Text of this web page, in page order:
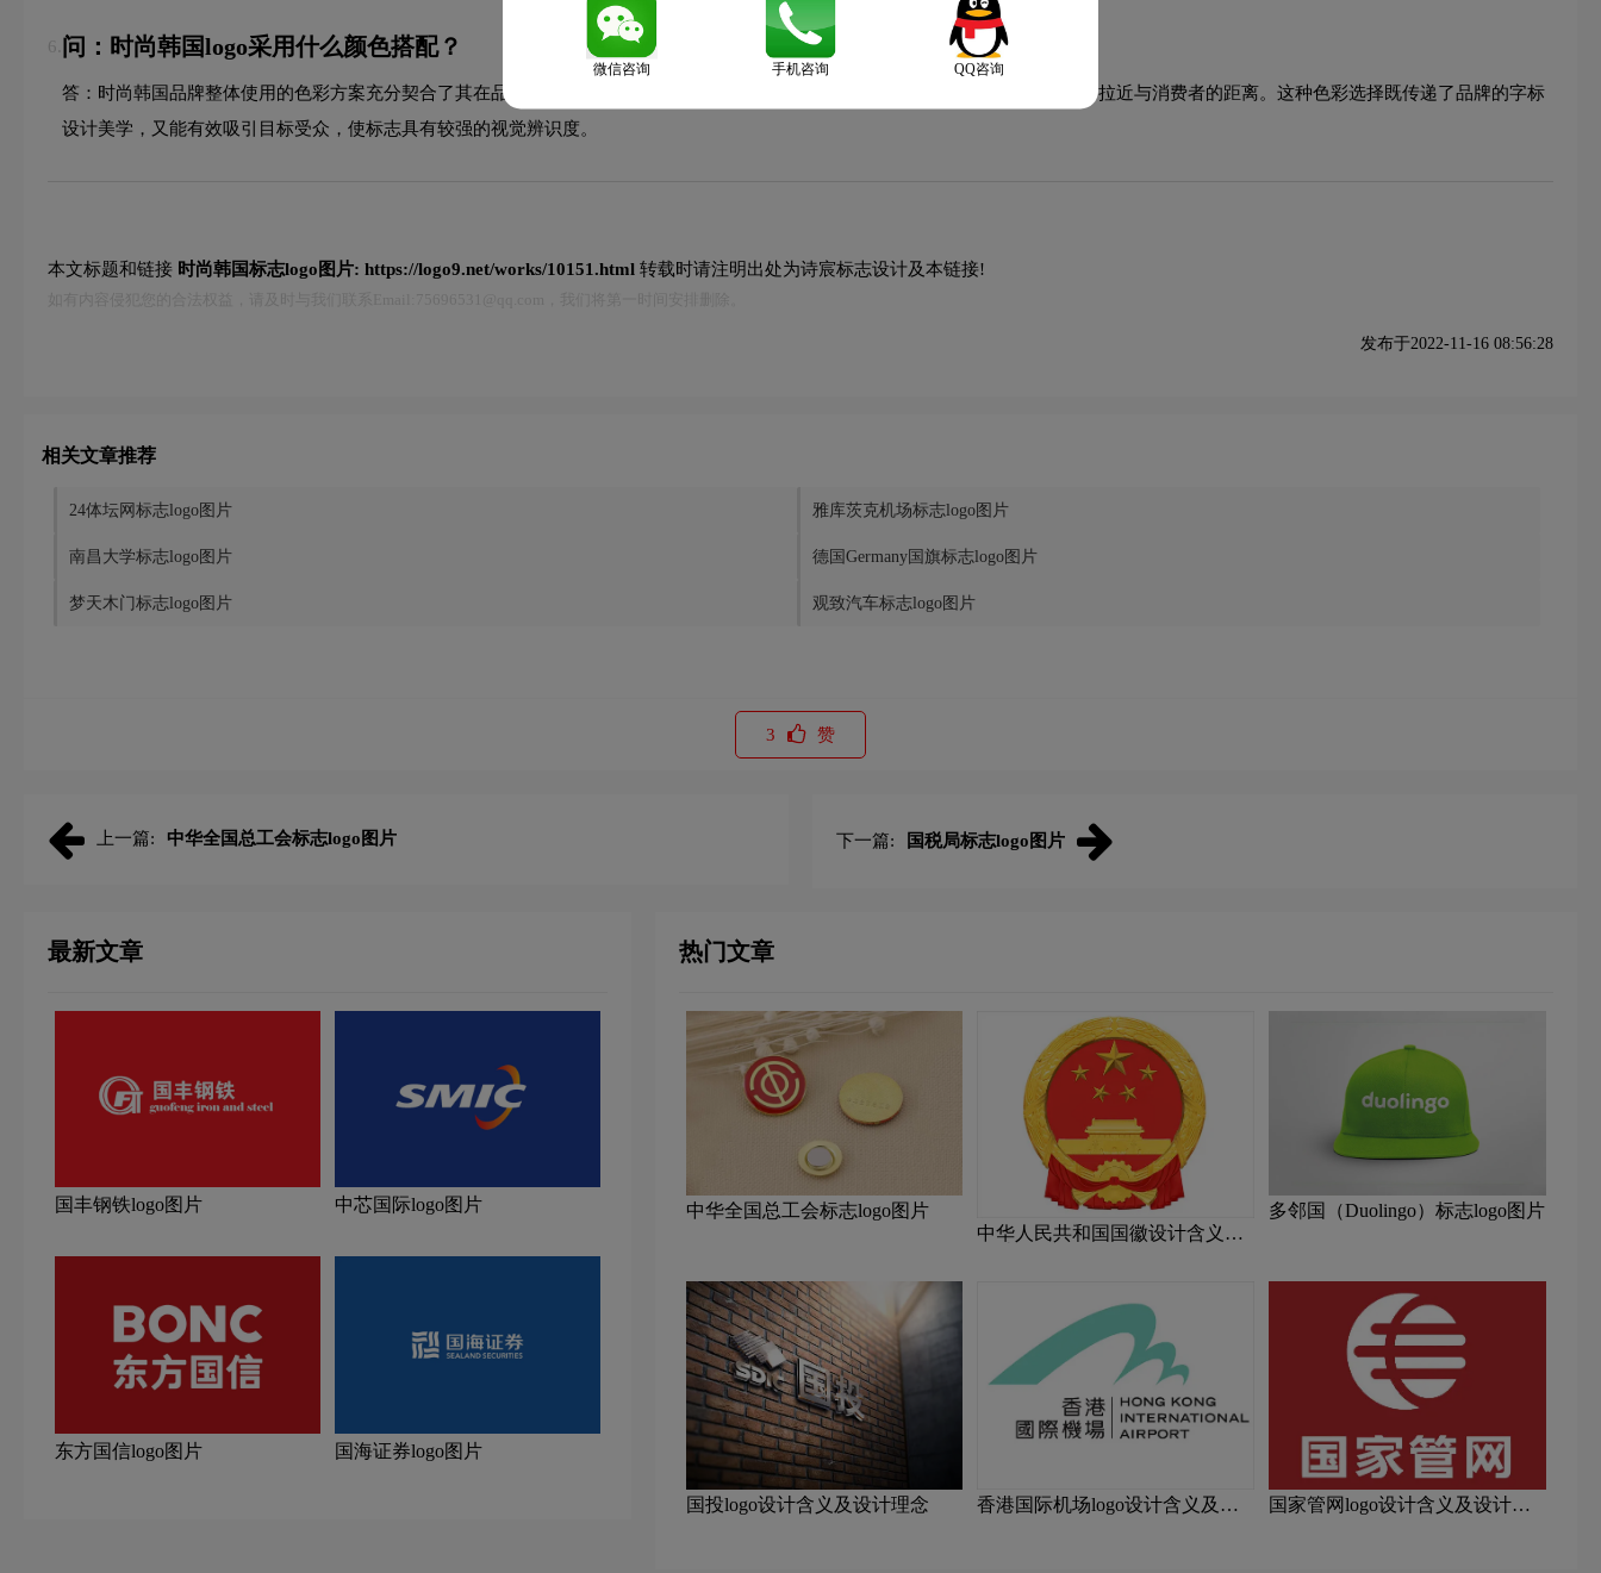
6. 问：时尚韩国logo采用什么颜色搭配？
答：时尚韩国品牌整体使用的色彩方案充分契合了其在品牌领域的品牌定位，以温暖明快的暖色调为主，传递积极活力的品牌情绪，拉近与消费者的距离。这种色彩选择既传递了品牌的字标
设计美学，又能有效吸引目标受众，使标志具有较强的视觉辨识度。
本文标题和链接 时尚韩国标志logo图片: https://logo9.net/works/10151.html 转载时请注明出处为诗宸标志设计及本链接!
发布于2022-11-16 08:56:28
相关文章推荐
24体坛网标志logo图片 雅库茨克机场标志logo图片
南昌大学标志logo图片 德国Germany国旗标志logo图片
梦天木门标志logo图片 观致汽车标志logo图片
3 赞
上一篇: 中华全国总工会标志logo图片 下一篇: 国税局标志logo图片
最新文章
国丰钢铁logo图片 中芯国际logo图片
东方国信logo图片 国海证券logo图片
热门文章
中华全国总工会标志logo图片
中华人民共和国国徽设计含义及
多邻国（Duolingo）标志logo图片
国投logo设计含义及设计理念
香港国际机场logo设计含义及设
国家管网logo设计含义及设计理
微信咨询 手机咨询 QQ咨询